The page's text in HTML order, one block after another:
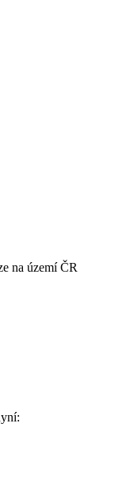
na území ČR